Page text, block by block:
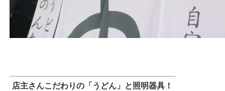
店主さんこだわりの「うどん」と照明器具！